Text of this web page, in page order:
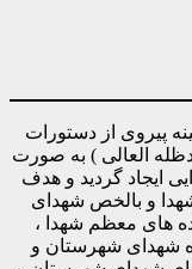
در بهمن ماه 1401 در زمینه پیروی از دستورات
العالی ) به صورت
ایجاد گردید و هدف
شهدا و بالخص شهدای
های معظم شهدا ،
شهدای شهرستان و